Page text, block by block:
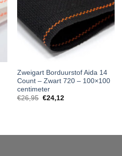
Zweigart Borduurstof Aida 14
Count – Zwart 720 – 100×100
centimeter
€26,95 €24,12